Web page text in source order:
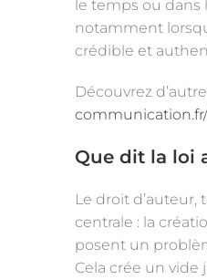
le temps ou dans
notamment
crédible et
Découvrez
Que dit la loi
Le droit
centrale : la
posent un
Cela crée un